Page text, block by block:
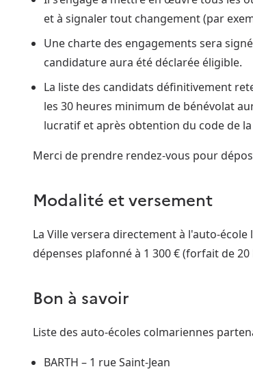
et à signaler tout changement (par
Une charte des engagements sera
candidature aura été déclarée éligible.
La liste des candidats définitivement
les 30 heures minimum de bénévolat
lucratif et après obtention du code de
Merci de prendre rendez-vous pour
Modalité et versement
La Ville versera directement à l'auto-
dépenses plafonné à 1 300 € (forfait de
Bon à savoir
Liste des auto-écoles colmariennes
BARTH – 1 rue Saint-Jean